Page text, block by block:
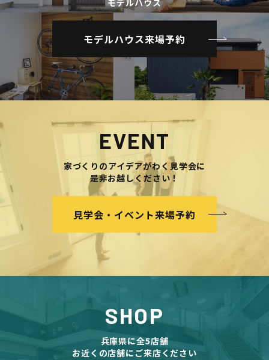
モデルハウス
モデルハウス来場予約
EVENT
家づくりのアイデアがわく見学会に
是非お越しください！
見学会・イベント来場予約
SHOP
兵庫県に全5店舗
お近くの店舗にご来店ください